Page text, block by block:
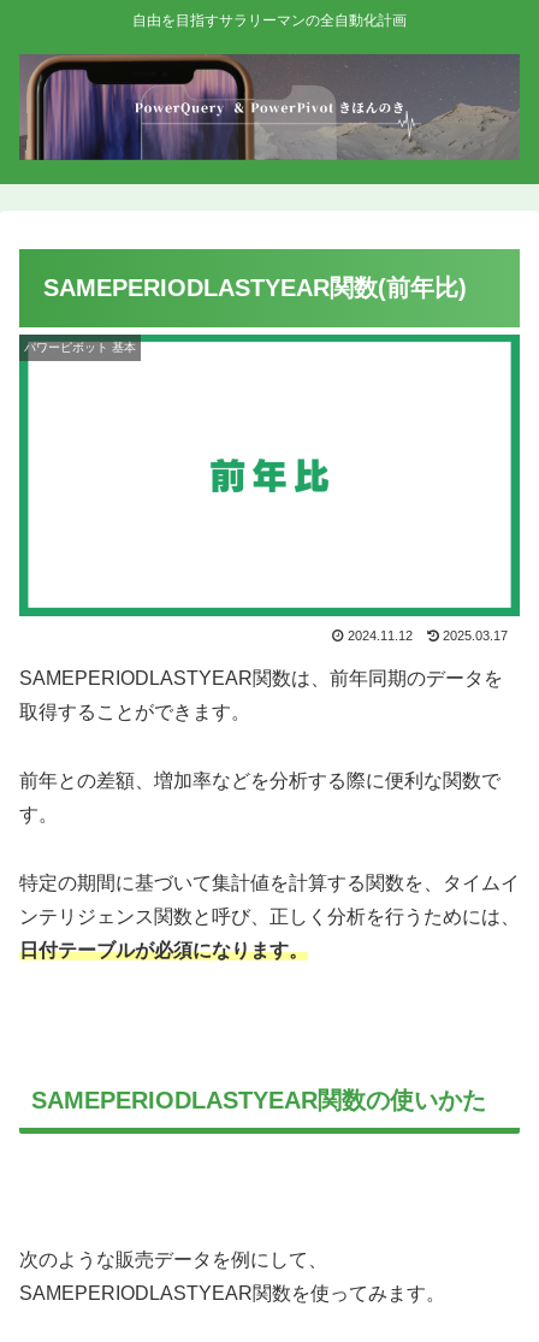
自由を目指すサラリーマンの全自動化計画
SAMEPERIODLASTYEAR関数(前年比)
パワーピボット 基本
2024.11.12 2025.03.17
SAMEPERIODLASTYEAR関数は、前年同期のデータを
取得することができます。
前年との差額、増加率などを分析する際に便利な関数で
す。
特定の期間に基づいて集計値を計算する関数を、タイムイ
ンテリジェンス関数と呼び、正しく分析を行うためには、
日付テーブルが必須になります。
SAMEPERIODLASTYEAR関数の使いかた
次のような販売データを例にして、
SAMEPERIODLASTYEAR関数を使ってみます。